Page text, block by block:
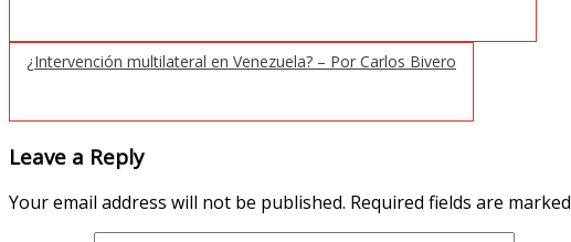
¿Intervención multilateral en Venezuela? – Por Carlos Bivero
Leave a Reply
Your email address will not be published. Required fields are marked